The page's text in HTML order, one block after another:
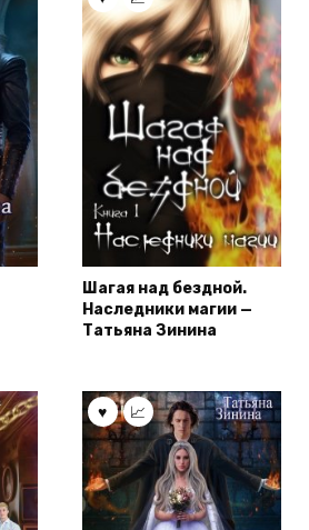
Шагая над бездной.
Наследники магии —
Татьяна Зинина